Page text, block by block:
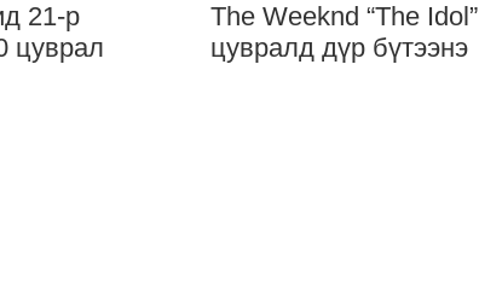
21-р
цуврал
The Weeknd “The Idol”
цувралд дүр бүтээнэ